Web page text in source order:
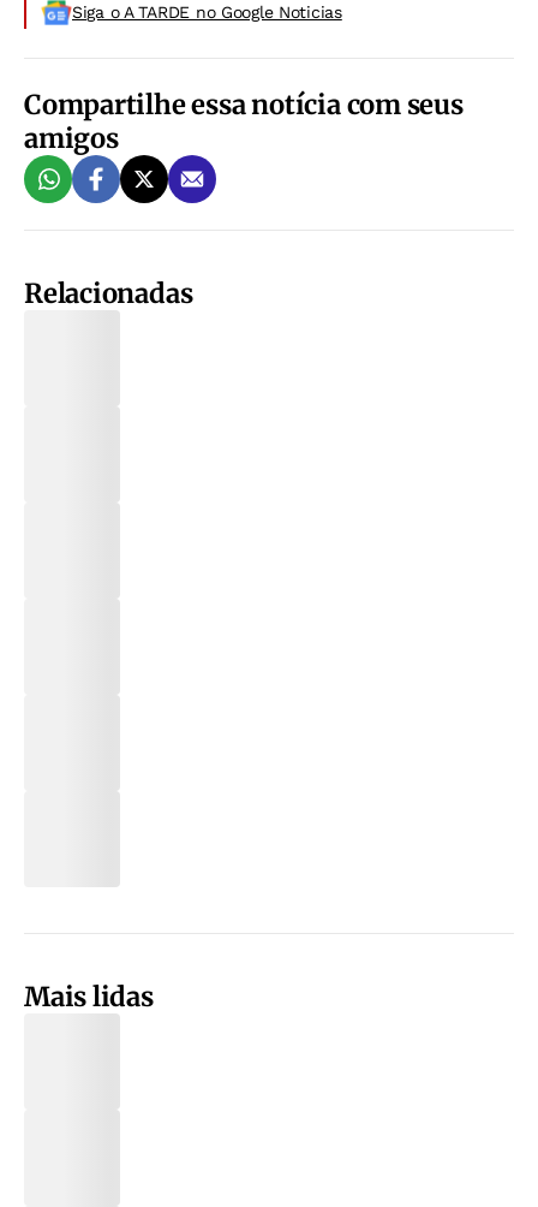
Siga o A TARDE no Google Noticias
Compartilhe essa notícia com seus
amigos
Relacionadas
Mais lidas